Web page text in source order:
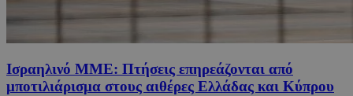
Ισραηλινό ΜΜΕ: Πτήσεις επηρεάζονται από
μποτιλιάρισμα στους αιθέρες Ελλάδας και Κύπρου